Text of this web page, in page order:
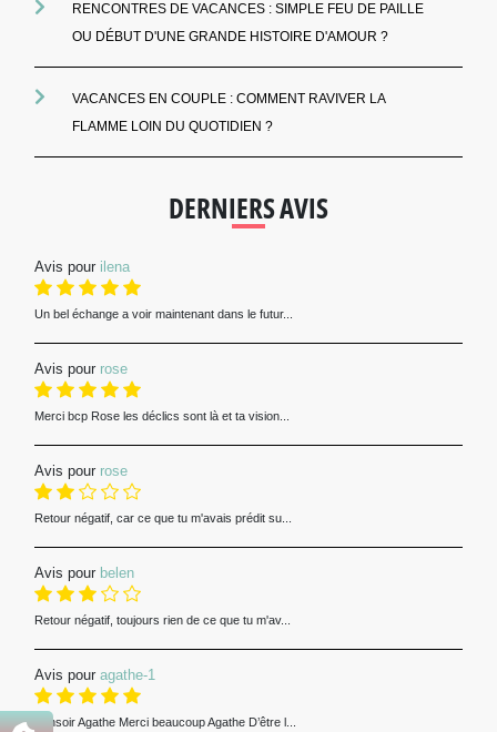
RENCONTRES DE VACANCES : SIMPLE FEU DE PAILLE
OU DÉBUT D'UNE GRANDE HISTOIRE D'AMOUR ?
VACANCES EN COUPLE : COMMENT RAVIVER LA
FLAMME LOIN DU QUOTIDIEN ?
DERNIERS AVIS
Avis pour ilena
Un bel échange a voir maintenant dans le futur...
Avis pour rose
Merci bcp Rose les déclics sont là et ta vision...
Avis pour rose
Retour négatif, car ce que tu m'avais prédit su...
Avis pour belen
Retour négatif, toujours rien de ce que tu m'av...
Avis pour agathe-1
Bonsoir Agathe Merci beaucoup Agathe D’être l...